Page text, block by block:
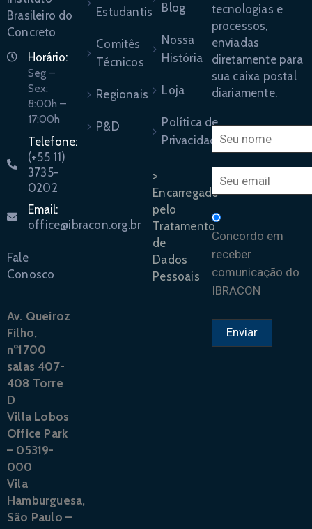
Brasileiro do
Concreto
Horário:
Seg –
Sex:
8:00h –
17:00h
Telefone:
(+55 11)
3735-
0202
Email:
office@ibracon.org.br
Fale
Conosco
Av. Queiroz
Filho,
nº1700
salas 407-
408 Torre
D
Villa Lobos
Office Park
– 05319-
000
Vila
Hamburguesa,
São Paulo –
Estudantis
Comitês
Técnicos
Regionais
P&D
Blog
Nossa
História
Loja
Política de
Privacidade
>
Encarregado
pelo
Tratamento
de
Dados
Pessoais
tecnologias e
processos,
enviadas
diretamente para
sua caixa postal
diariamente.
Concordo em
receber
comunicação do
IBRACON